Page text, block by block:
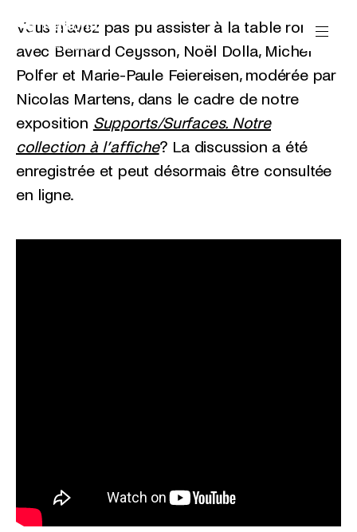
Vous n'avez pas pu assister à la table ronde
avec Bernard Ceysson, Noël Dolla, Michel
Polfer et Marie-Paule Feiereisen, modérée par
Nicolas Martens, dans le cadre de notre
exposition Supports/Surfaces. Notre
collection à l’affiche? La discussion a été
enregistrée et peut désormais être consultée
en ligne.